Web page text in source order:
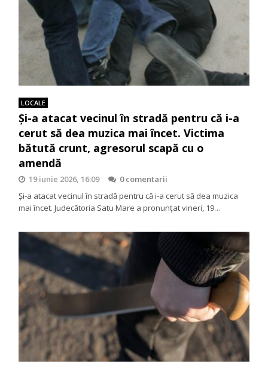
LOCALE
Și-a atacat vecinul în stradă pentru că i-a
cerut să dea muzica mai încet. Victima
bătută crunt, agresorul scapă cu o
amendă
19 iunie 2026, 16:09
0 comentarii
Și-a atacat vecinul în stradă pentru că i-a cerut să dea muzica
mai încet. Judecătoria Satu Mare a pronunțat vineri, 19…